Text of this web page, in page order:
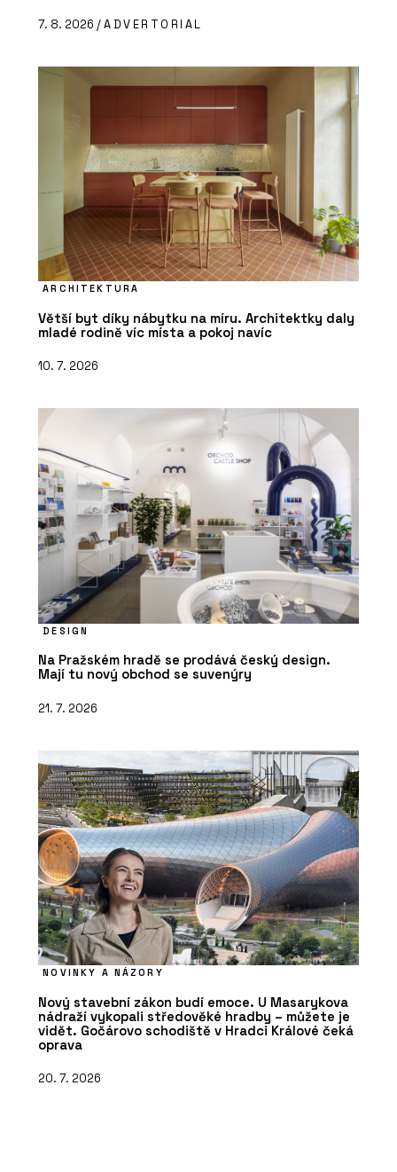
7. 8. 2026 /ADVERTORIAL
ARCHITEKTURA
Větší byt díky nábytku na míru. Architektky daly
mladé rodině víc místa a pokoj navíc
10. 7. 2026
DESIGN
Na Pražském hradě se prodává český design.
Mají tu nový obchod se suvenýry
21. 7. 2026
NOVINKY A NÁZORY
Nový stavební zákon budí emoce. U Masarykova
nádraží vykopali středověké hradby – můžete je
vidět. Gočárovo schodiště v Hradci Králové čeká
oprava
20. 7. 2026